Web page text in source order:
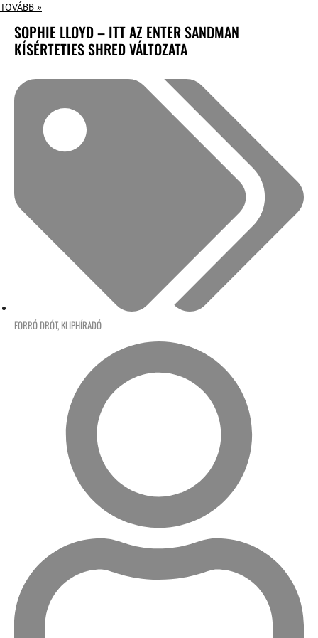
TOVÁBB »
SOPHIE LLOYD – ITT AZ ENTER SANDMAN
KÍSÉRTETIES SHRED VÁLTOZATA
FORRÓ DRÓT, KLIPHÍRADÓ